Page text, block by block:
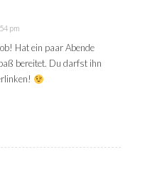
pm
Hat ein paar Abende
bereitet. Du darfst ihn